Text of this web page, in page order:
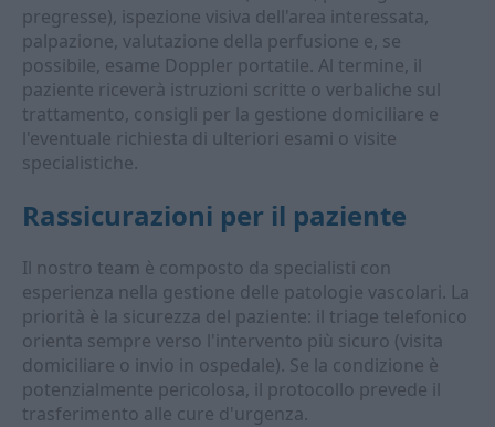
pregresse), ispezione visiva dell'area interessata,
palpazione, valutazione della perfusione e, se
possibile, esame Doppler portatile. Al termine, il
paziente riceverà istruzioni scritte o verbaliche sul
trattamento, consigli per la gestione domiciliare e
l'eventuale richiesta di ulteriori esami o visite
specialistiche.
Rassicurazioni per il paziente
Il nostro team è composto da specialisti con
esperienza nella gestione delle patologie vascolari. La
priorità è la sicurezza del paziente: il triage telefonico
orienta sempre verso l'intervento più sicuro (visita
domiciliare o invio in ospedale). Se la condizione è
potenzialmente pericolosa, il protocollo prevede il
trasferimento alle cure d'urgenza.